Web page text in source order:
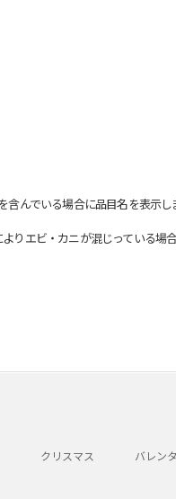
んでいる場合に品目名を表示し
エビ・カニが混じっている場
クリスマス バレン